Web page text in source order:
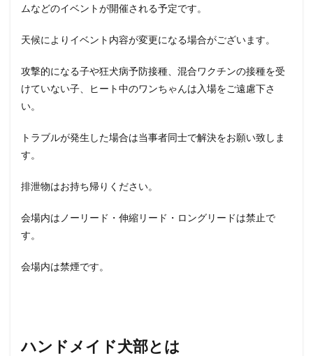
ムなどのイベントが開催される予定です。
天候によりイベント内容が変更になる場合がございます。
攻撃的になる子や狂犬病予防接種、混合ワクチンの接種を受
けていない子、ヒート中のワンちゃんは入場をご遠慮下さ
い。
トラブルが発生した場合は当事者同士で解決をお願い致しま
す。
排泄物はお持ち帰りください。
会場内はノーリード・伸縮リード・ロングリードは禁止で
す。
会場内は禁煙です。
ハンドメイド犬部とは